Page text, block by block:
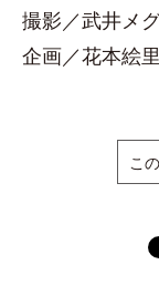
撮影／武井メ
企画／花本絵里
こ